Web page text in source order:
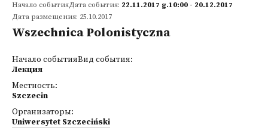
Начало событияДата события: 22.11.2017 g.10:00 - 20.12.2017
Дата размещения: 25.10.2017
Wszechnica Polonistyczna
Начало событияВид события:
Лекция
Местность:
Szczecin
Организаторы:
Uniwersytet Szczeciński